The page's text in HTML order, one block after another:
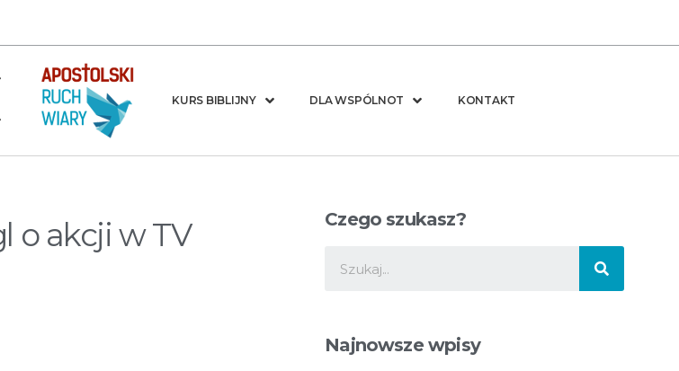
KURS BIBLIJNY DLA WSPÓLNOT KONTAKT
o akcji w TV
Czego szukasz?
Najnowsze wpisy